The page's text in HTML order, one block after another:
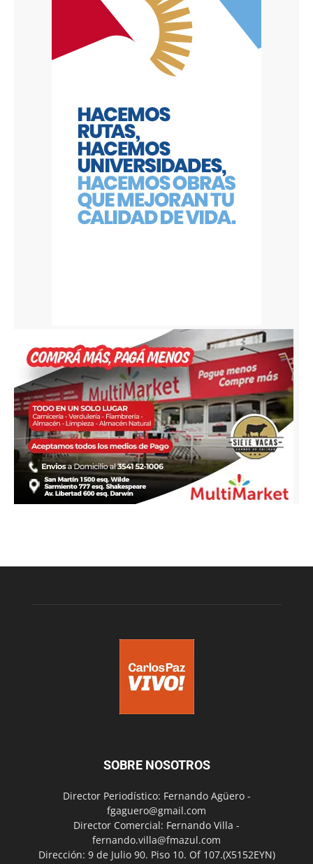
SOBRE NOSOTROS
Director Periodístico: Fernando Agüero -
fgaguero@gmail.com
Director Comercial: Fernando Villa -
fernando.villa@fmazul.com
Dirección: 9 de Julio 90. Piso 10. Of 107.(X5152EYN)